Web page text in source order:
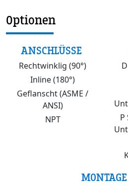
Optionen
ANSCHLÜSSE
Rechtwinklig (90°)
Inline (180°)
Geflanscht (ASME /
ANSI)
NPT
P
MONTAGE